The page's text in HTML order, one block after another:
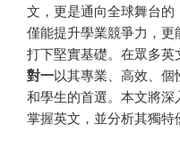
文，更是通向全球舞台
僅能提升學業競爭力，
打下堅實基礎。在眾多英
對一以其專業、高效、
和學生的首選。本文將
掌握英文，並分析其獨特